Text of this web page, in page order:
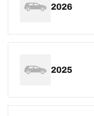
2026
2025